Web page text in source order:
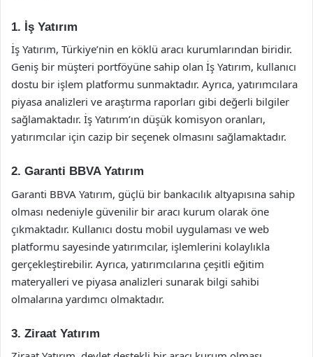
1. İş Yatırım
İş Yatırım, Türkiye’nin en köklü aracı kurumlarından biridir.
Geniş bir müşteri portföyüne sahip olan İş Yatırım, kullanıcı
dostu bir işlem platformu sunmaktadır. Ayrıca, yatırımcılara
piyasa analizleri ve araştırma raporları gibi değerli bilgiler
sağlamaktadır. İş Yatırım’ın düşük komisyon oranları,
yatırımcılar için cazip bir seçenek olmasını sağlamaktadır.
2. Garanti BBVA Yatırım
Garanti BBVA Yatırım, güçlü bir bankacılık altyapısına sahip
olması nedeniyle güvenilir bir aracı kurum olarak öne
çıkmaktadır. Kullanıcı dostu mobil uygulaması ve web
platformu sayesinde yatırımcılar, işlemlerini kolaylıkla
gerçekleştirebilir. Ayrıca, yatırımcılarına çeşitli eğitim
materyalleri ve piyasa analizleri sunarak bilgi sahibi
olmalarına yardımcı olmaktadır.
3. Ziraat Yatırım